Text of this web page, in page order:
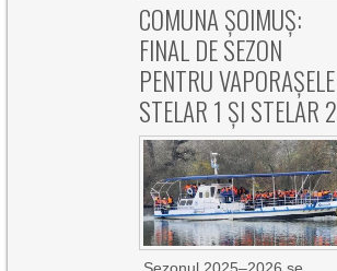
COMUNA ȘOIMUȘ:
FINAL DE SEZON
PENTRU VAPORAȘELE
STELAR 1 ȘI STELAR 2